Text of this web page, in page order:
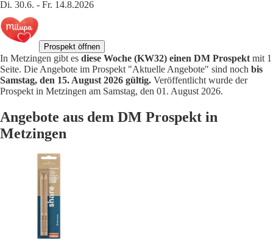
Di. 30.6. - Fr. 14.8.2026
Prospekt öffnen
In Metzingen gibt es diese Woche (KW32) einen DM Prospekt mit 1
Seite. Die Angebote im Prospekt "Aktuelle Angebote" sind noch bis
Samstag, den 15. August 2026 gültig. Veröffentlicht wurde der
Prospekt in Metzingen am Samstag, den 01. August 2026.
Angebote aus dem DM Prospekt in
Metzingen